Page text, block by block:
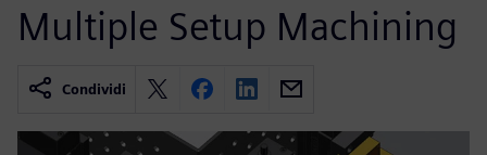
Multiple Setup Machining
Condividi